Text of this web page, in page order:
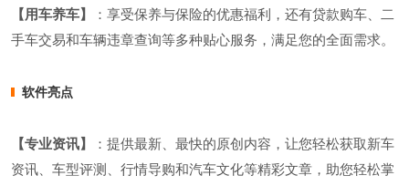
【用车养车】
：享受保养与保险的优惠福利，还有贷款购车、二
手车交易和车辆违章查询等多种贴心服务，满足您的全面需求。
软件亮点
【专业资讯】
：提供最新、最快的原创内容，让您轻松获取新车
资讯、车型评测、行情导购和汽车文化等精彩文章，助您轻松掌